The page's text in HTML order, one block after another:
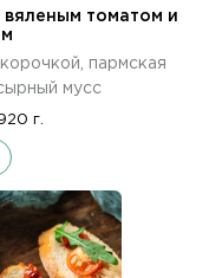
вяленым томатом и
пармская
мусс
г.